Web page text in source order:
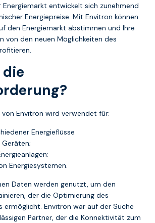
entwickelt sich zunehmend
Energiepreise. Mit Envitron können
den Energiemarkt abstimmen und Ihre
von den neuen Möglichkeiten des
die
Envitron wird verwendet für:
Energieflüsse
Energiesystemen.
Daten werden genutzt, um den
der die Optimierung des
ermöglicht. Envitron war auf der Suche
Partner, der die Konnektivität zum